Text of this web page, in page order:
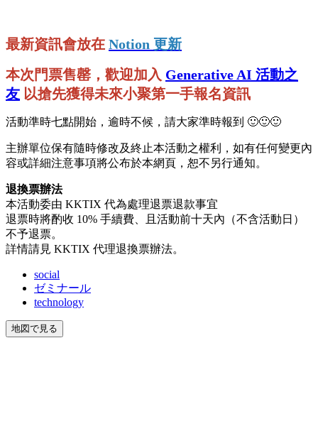
最新資訊會放在 Notion 更新
本次門票售罄，歡迎加入 Generative AI 活動之
友 以搶先獲得未來小聚第一手報名資訊
活動準時七點開始，逾時不候，請大家準時報到 🙂🙂🙂
主辦單位保有隨時修改及終止本活動之權利，如有任何變更內
容或詳細注意事項將公布於本網頁，恕不另行通知。
退換票辦法
本活動委由 KKTIX 代為處理退票退款事宜
退票時將酌收 10% 手續費、且活動前十天內（不含活動日）
不予退票。
詳情請見 KKTIX 代理退換票辦法。
social
ゼミナール
technology
地図で見る